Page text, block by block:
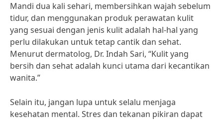
Mandi dua kali sehari, membersihkan wajah sebelum
tidur, dan menggunakan produk perawatan kulit
yang sesuai dengan jenis kulit adalah hal-hal yang
perlu dilakukan untuk tetap cantik dan sehat.
Menurut dermatolog, Dr. Indah Sari, “Kulit yang
bersih dan sehat adalah kunci utama dari kecantikan
wanita.”
Selain itu, jangan lupa untuk selalu menjaga
kesehatan mental. Stres dan tekanan pikiran dapat